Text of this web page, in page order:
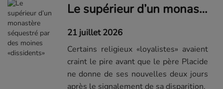
Le supérieur d’un monastère séquestré par des moines «dissidents»
21 juillet 2026
Certains religieux «loyalistes» avaient
craint le pire avant que le père Placide
ne donne de ses nouvelles deux jours
après le signalement de sa disparition.